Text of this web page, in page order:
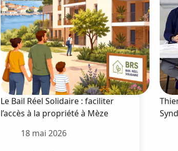
Le Bail Réel Solidaire : faciliter
l’accès à la propriété à Mèze
18 mai 2026